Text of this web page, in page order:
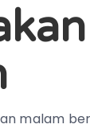
malam